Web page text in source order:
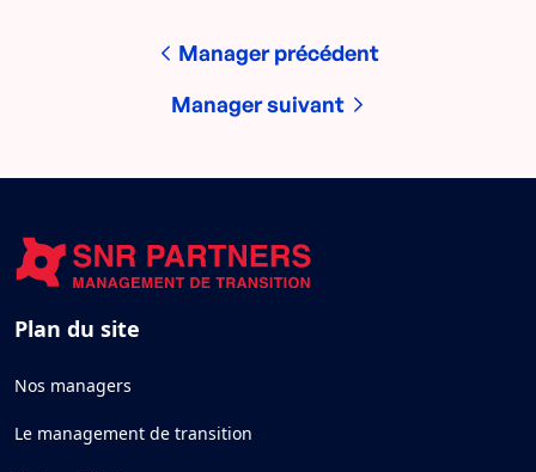
Manager précédent
Manager suivant
Plan du site
Nos managers
Le management de transition